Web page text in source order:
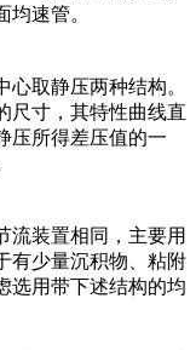
速管。
取静压两种结构。
尺寸，其特性曲线直
压所得差压值的一
流装置相同，主要用
有少量沉积物、粘附
选用带下述结构的均